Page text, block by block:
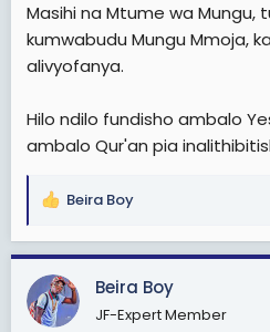
Masihi na Mtume wa Mungu,
kumwabudu Mungu Mmoja,
alivyofanya.
Hilo ndilo fundisho ambalo
ambalo Qur'an pia
R
a
c
t
i
Beira Boy
Beira Boy
JF-Expert Member